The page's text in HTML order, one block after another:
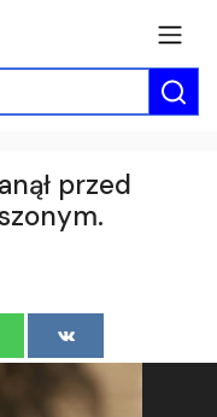
przed